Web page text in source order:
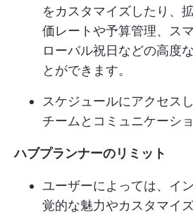
をカスタマイズしたり、
価レートや予算管理、ス
ローバル祝日などの高度
とができます。
スケジュールにアクセス
チームとコミュニケーシ
ハブプランナーのリミット
ユーザーによっては、イ
覚的な魅力やカスタマイ